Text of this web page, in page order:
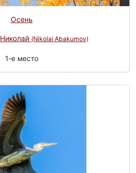
Осень
Николай (Nikolai Abakumov)
1-e место